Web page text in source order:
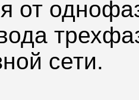
от
сети.